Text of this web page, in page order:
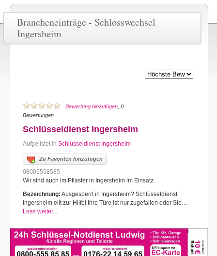
Brancheneinträge - Schlosswechsel
Ingersheim
Bewertung hinzufügen , 0
Bewertungen
Schlüsseldienst Ingersheim
Aufgelistet in Schlüsseldienst Ingersheim
Zu Favoriten hinzufügen
08005558585
Wir sind auch im Pflaster in Ingersheim im Einsatz
Bezeichnung: Ausgesperrt in Ingersheim? Schlüsseldienst
Ingersheim eilt zur Hilfe! Ihre Türe ist nur zugefallen oder Sie…
Lese weiter...